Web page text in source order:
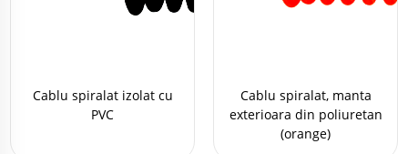
Cablu spiralat izolat cu
PVC
Cablu spiralat, manta
exterioara din poliuretan
(orange)